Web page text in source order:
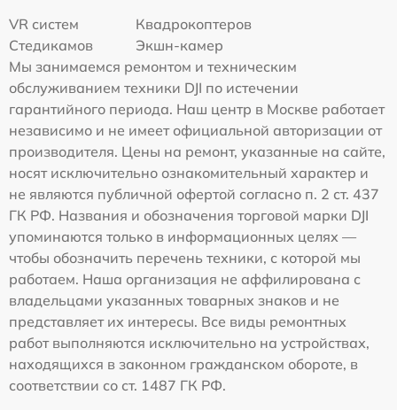
VR систем
Квадрокоптеров
Стедикамов
Экшн-камер
Мы занимаемся ремонтом и техническим
обслуживанием техники DJI по истечении
гарантийного периода. Наш центр в Москве работает
независимо и не имеет официальной авторизации от
производителя. Цены на ремонт, указанные на сайте,
носят исключительно ознакомительный характер и
не являются публичной офертой согласно п. 2 ст. 437
ГК РФ. Названия и обозначения торговой марки DJI
упоминаются только в информационных целях —
чтобы обозначить перечень техники, с которой мы
работаем. Наша организация не аффилирована с
владельцами указанных товарных знаков и не
представляет их интересы. Все виды ремонтных
работ выполняются исключительно на устройствах,
находящихся в законном гражданском обороте, в
соответствии со ст. 1487 ГК РФ.